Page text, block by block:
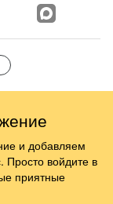
и добавляем
Просто войдите в
приятные